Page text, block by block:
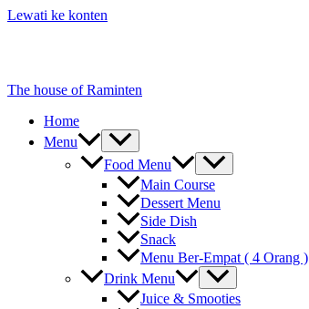
Lewati ke konten
The house of Raminten
Home
Menu
Food Menu
Main Course
Dessert Menu
Side Dish
Snack
Menu Ber-Empat ( 4 Orang )
Drink Menu
Juice & Smooties